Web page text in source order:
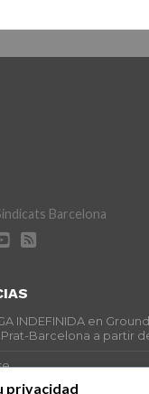
Barcelona
INDEFINIDA en
Barcelona a partir
privacidad